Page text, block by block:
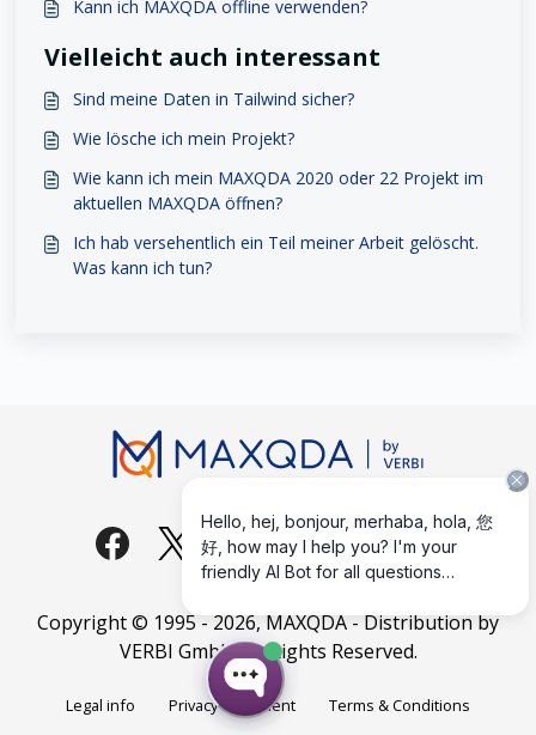
Kann ich MAXQDA offline verwenden?
Vielleicht auch interessant
Sind meine Daten in Tailwind sicher?
Wie lösche ich mein Projekt?
Wie kann ich mein MAXQDA 2020 oder 22 Projekt im
aktuellen MAXQDA öffnen?
Ich hab versehentlich ein Teil meiner Arbeit gelöscht.
Was kann ich tun?
Copyright © 1995 -2026, MAXQDA - Distribution by
VERBI GmbH. All Rights Reserved.
Legal info Privacy Statement Terms & Conditions